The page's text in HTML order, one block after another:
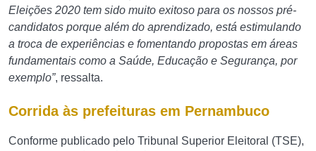
Eleições 2020 tem sido muito exitoso para os nossos pré-
candidatos porque além do aprendizado, está estimulando
a troca de experiências e fomentando propostas em áreas
fundamentais como a Saúde, Educação e Segurança, por
exemplo”, ressalta.
Corrida às prefeituras em Pernambuco
Conforme publicado pelo Tribunal Superior Eleitoral (TSE),